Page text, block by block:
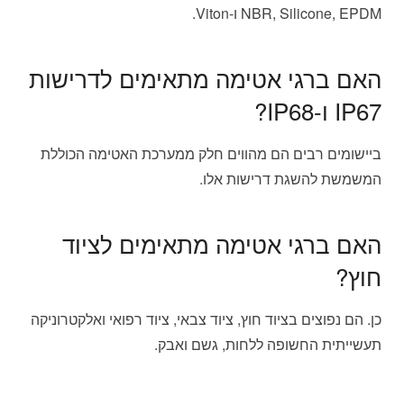
NBR, Silicone, EPDM ו-Viton.
האם ברגי אטימה מתאימים לדרישות
IP67 ו-IP68?
ביישומים רבים הם מהווים חלק ממערכת האטימה הכוללת
המשמשת להשגת דרישות אלו.
האם ברגי אטימה מתאימים לציוד
חוץ?
כן. הם נפוצים בציוד חוץ, ציוד צבאי, ציוד רפואי ואלקטרוניקה
תעשייתית החשופה ללחות, גשם ואבק.